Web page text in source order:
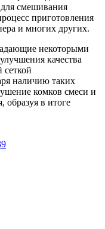
смешивания
приготовления
и многих других.
некоторыми
качества
наличию таких
комков смеси и
в итоге